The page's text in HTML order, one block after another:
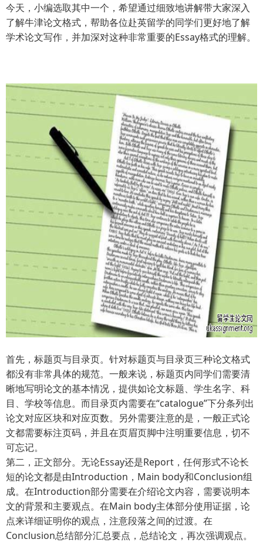
今天，小编选取其中一个，希望通过细致地讲解带大家深入
了解牛津论文格式，帮助各位赴英留学的同学们更好地了解
学术论文写作，并加深对这种非常重要的Essay格式的理解。
首先，标题页与目录页。针对标题页与目录页三种论文格式
都没有非常具体的规范。一般来说，标题页内同学们需要清
晰地写明论文的基本情况，提供如论文标题、学生名字、科
目、学校等信息。而目录页内需要在“catalogue”下分条列出
论文对应区块和对应页数。另外需要注意的是，一般正式论
文都需要标注页码，并且在页眉页脚中注明重要信息，切不
可忘记。
第二，正文部分。无论Essay还是Report，任何形式不论长
短的论文都是由Introduction，Main body和Conclusion组
成。在Introduction部分需要在介绍论文内容，需要说明本
文的背景和主要观点。在Main body主体部分使用证据，论
点来详细证明你的观点，注意段落之间的过渡。在
Conclusion总结部分汇总要点，总结论文，再次强调观点。